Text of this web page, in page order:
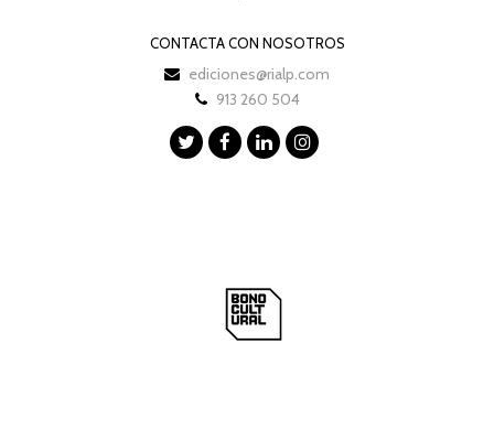
CONTACTA CON NOSOTROS
ediciones@rialp.com
913 260 504